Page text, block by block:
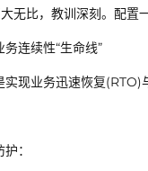
无比，教训深刻。配置
连续性“生命线”
现业务迅速恢复
：